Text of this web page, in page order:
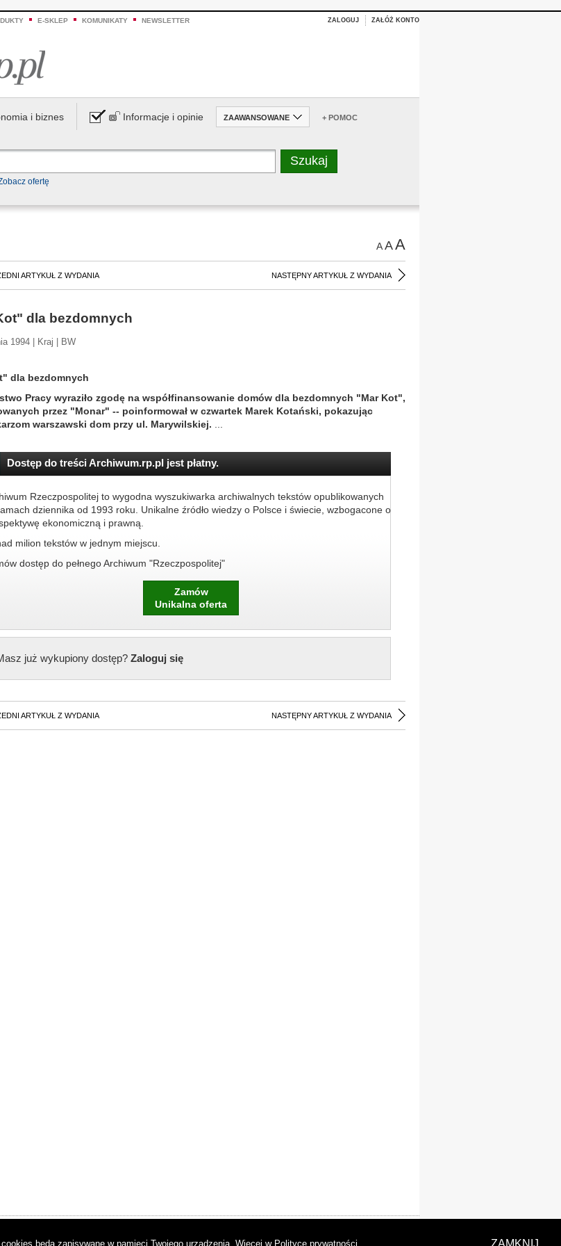
E-SKLEP KOMUNIKATY NEWSLETTER ZALOGUJ ZAŁÓŻ KONTO
i biznes Informacje i opinie ZAAWANSOWANE + POMOC
ofertę
AAA
ARTYKUŁ Z WYDANIA NASTĘPNY ARTYKUŁ Z WYDANIA
dla bezdomnych
1994 | Kraj | BW
dla bezdomnych
Pracy wyraziło zgodę na współfinansowanie domów dla bezdomnych "Mar Kot",
przez "Monar" -- poinformował w czwartek Marek Kotański, pokazując
warszawski dom przy ul. Marywilskiej.
Dostęp do treści Archiwum.rp.pl jest płatny.
Rzeczpospolitej to wygodna wyszukiwarka archiwalnych tekstów opublikowanych
dziennika od 1993 roku. Unikalne źródło wiedzy o Polsce i świecie, wzbogacone o
ekonomiczną i prawną.
milion tekstów w jednym miejscu.
dostęp do pełnego Archiwum "Rzeczpospolitej"
Zamów
Unikalna oferta
już wykupiony dostęp?Zaloguj się
ARTYKUŁ Z WYDANIA NASTĘPNY ARTYKUŁ Z WYDANIA
będą zapisywane w pamięci Twojego urządzenia. Więcej w Polityce prywatności ZAMKNIJ